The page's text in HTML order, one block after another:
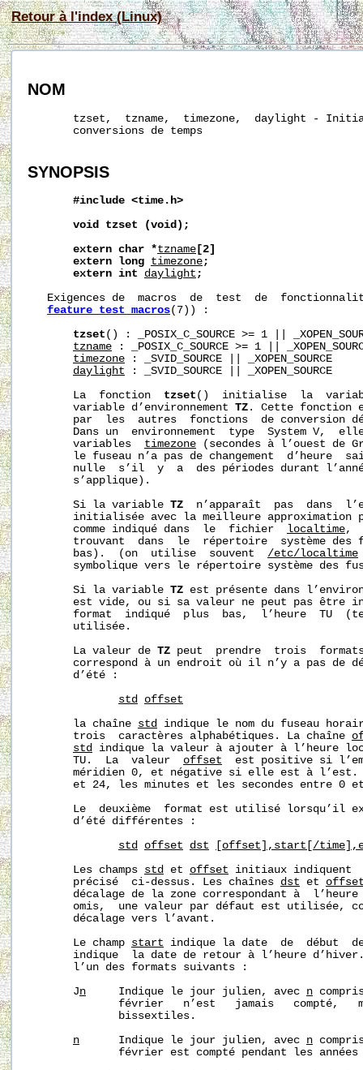
Retour à l'index (Linux)
NOM
tzset,  tzname,  timezone,  daylight -
       conversions de temps
SYNOPSIS
#include <time.h>
void tzset
(void);
extern char *tzname [2]
extern
long timezone;
extern int daylight ;
Exigences de  macros  de  test  de
feature_test_macros(7)) :
tzset () : _POSIX_C_SOURCE >= 1 ||
tzname : _POSIX_C_SOURCE >= 1 ||
timezone : _SVID_SOURCE || _XOPEN_SOURCE
daylight : _SVID_SOURCE || _XOPEN_SOURCE
       La  fonction
tzset ()  initialise  la
       variable d’environnement
TZ . Cette fonction
par  les  autres  fonctions  de conversion
Dans un  environnement  type  System V,
       variables
timezone (secondes à l’ouest de
le fuseau n’a pas de changement  d’heure
nulle  s’il  y  a  des périodes durant
       s’applique).
       Si la variable
TZ
n’apparaît  pas  dans
initialisée avec la meilleure approximation
       comme indiqué dans  le  fichier
localtime,
trouvant  dans  le  répertoire  système des
       bas).  (on  utilise  souvent
/etc/localtime
symbolique vers le répertoire système des
       Si la variable
TZ est présente dans
est vide, ou si sa valeur ne peut pas être
format  indiqué  plus  bas,  l’heure  TU
       utilisée.
       La valeur de
TZ peut  prendre  trois
correspond à un endroit où il n’y a pas de
       d’été :
std offset
       la chaîne
std indique le nom du fuseau
       trois  caractères alphabétiques. La chaîne
std indique la valeur à ajouter à l’heure
       TU.  La  valeur
offset
est positive si
méridien 0, et négative si elle est à
et 24, les minutes et les secondes entre 0
Le  deuxième  format est utilisé lorsqu’il
       d’été différentes :
std offset dst
[offset],start[/
       Les champs
std et offset initiaux indiquent
       précisé  ci-dessus. Les chaînes
dst et
décalage de la zone correspondant à
omis,  une valeur par défaut est utilisée,
       décalage vers l’avant.
       Le champ
start indique la date  de  début
indique  la date de retour à l’heure
       l’un des formats suivants :
       J
n
     Indique le jour julien, avec
n
février   n’est   jamais   compté,
              bissextiles.
n
      Indique le jour julien, avec
n
février est compté pendant les années